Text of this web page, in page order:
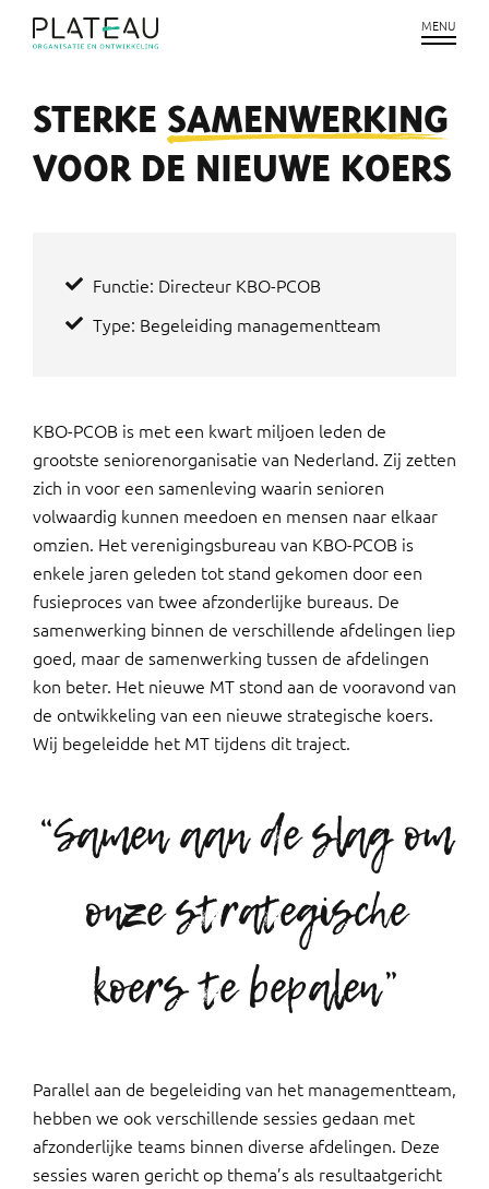
STERKE SAMENWERKING
VOOR DE NIEUWE KOERS
Functie: Directeur KBO-PCOB
Type: Begeleiding managementteam
KBO-PCOB is met een kwart miljoen leden de
grootste seniorenorganisatie van Nederland. Zij zetten
zich in voor een samenleving waarin senioren
volwaardig kunnen meedoen en mensen naar elkaar
omzien. Het verenigingsbureau van KBO-PCOB is
enkele jaren geleden tot stand gekomen door een
fusieproces van twee afzonderlijke bureaus. De
samenwerking binnen de verschillende afdelingen liep
goed, maar de samenwerking tussen de afdelingen
kon beter. Het nieuwe MT stond aan de vooravond van
de ontwikkeling van een nieuwe strategische koers.
Wij begeleidde het MT tijdens dit traject.
“Samen aan de slag om
onze strategische
koers te bepalen”
Parallel aan de begeleiding van het managementteam,
hebben we ook verschillende sessies gedaan met
afzonderlijke teams binnen diverse afdelingen. Deze
sessies waren gericht op thema’s als resultaatgericht